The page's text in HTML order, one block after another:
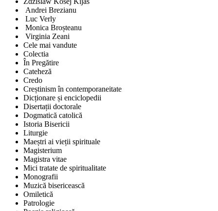
Andrei Brezianu
Luc Verly
Monica Broșteanu
Virginia Zeani
Cele mai vandute
Colectia
În Pregătire
Cateheză
Credo
Creștinism în contemporaneitate
Dicționare și enciclopedii
Disertații doctorale
Dogmatică catolică
Istoria Bisericii
Liturgie
Maeștri ai vieții spirituale
Magisterium
Magistra vitae
Mici tratate de spiritualitate
Monografii
Muzică bisericească
Omiletică
Patrologie